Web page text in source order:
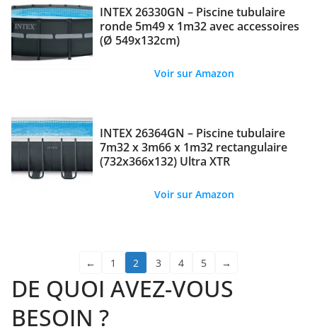
INTEX 26330GN – Piscine tubulaire
ronde 5m49 x 1m32 avec accessoires
(Ø 549x132cm)
Voir sur Amazon
INTEX 26364GN – Piscine tubulaire
7m32 x 3m66 x 1m32 rectangulaire
(732x366x132) Ultra XTR
Voir sur Amazon
← 1 2 3 4 5 →
DE QUOI AVEZ-VOUS
BESOIN ?